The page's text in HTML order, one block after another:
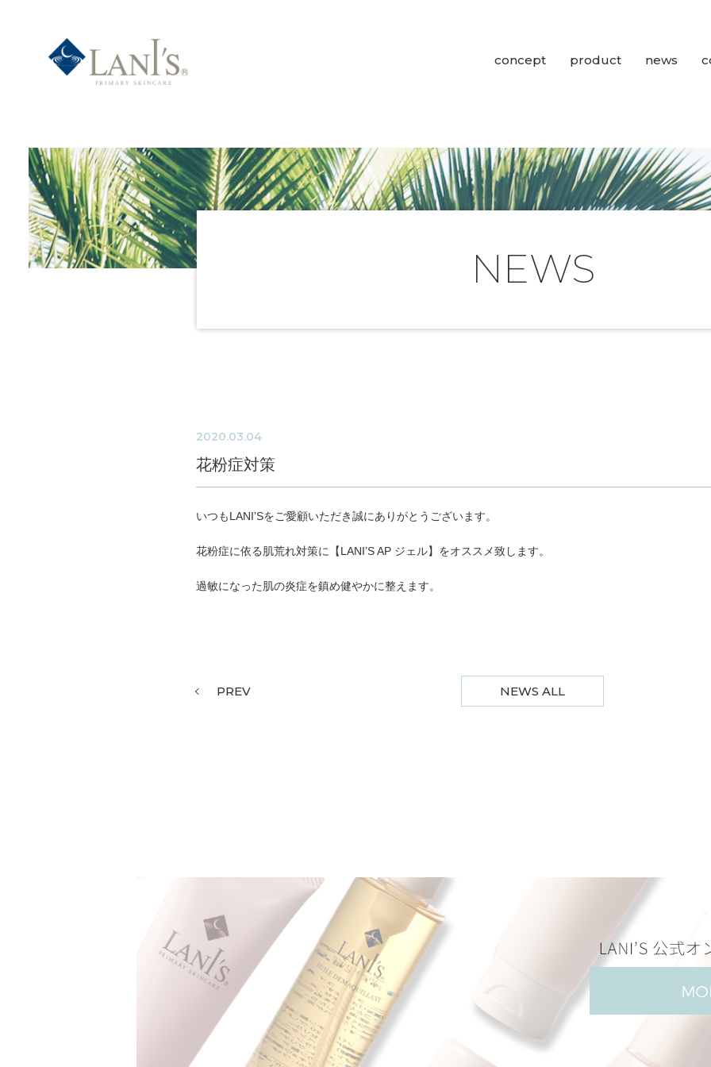
concept product news
NEWS
2020.03.04
花粉症対策
いつもLANI’Sをご愛顧いただき誠にありがとうございます。
花粉症に依る肌荒れ対策に【LANI’S AP ジェル】をオススメ致します。
過敏になった肌の炎症を鎮め健やかに整えます。
PREV NEWS ALL